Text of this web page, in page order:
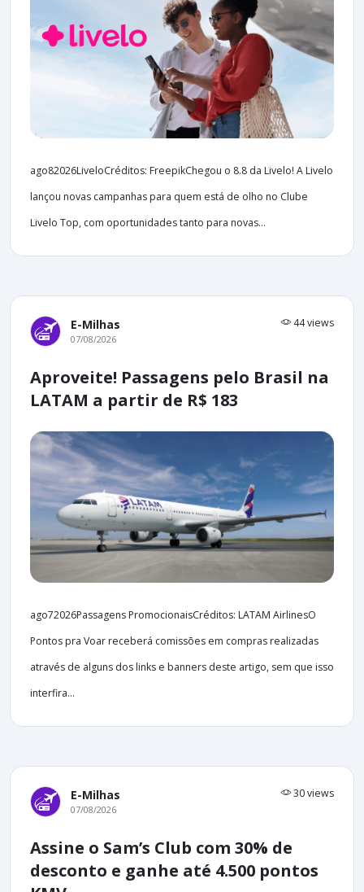
ago82026LiveloCréditos: FreepikChegou o 8.8 da Livelo! A Livelo
lançou novas campanhas para quem está de olho no Clube
Livelo Top, com oportunidades tanto para novas...
E-Milhas 44 views
07/08/2026
Aproveite! Passagens pelo Brasil na
LATAM a partir de R$ 183
ago72026Passagens PromocionaisCréditos: LATAM AirlinesO
Pontos pra Voar receberá comissões em compras realizadas
através de alguns dos links e banners deste artigo, sem que isso
interfira...
E-Milhas 30 views
07/08/2026
Assine o Sam’s Club com 30% de
desconto e ganhe até 4.500 pontos